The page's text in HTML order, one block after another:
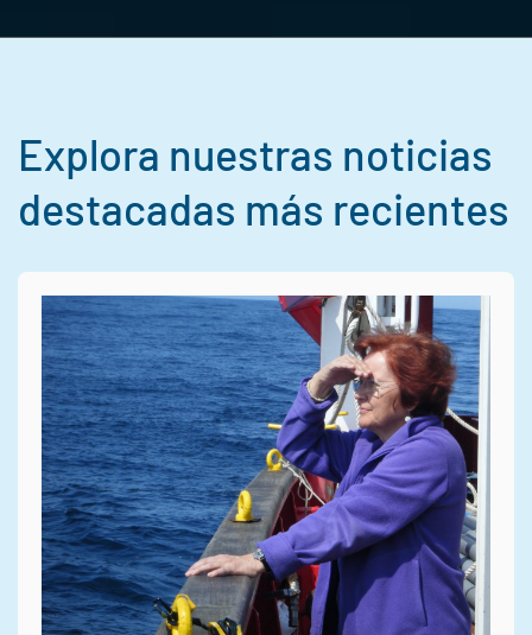
Explora nuestras noticias
destacadas más recientes